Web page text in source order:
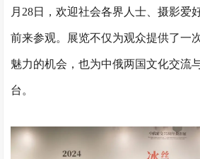
月28日，欢迎社会各界人士、摄影爱
前来参观。展览不仅为观众提供了一
魅力的机会，也为中俄两国文化交流
台。